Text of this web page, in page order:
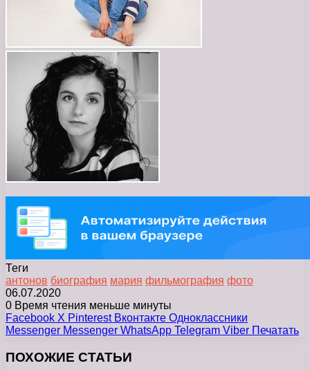
Теги
антонов биография мария фильмография фото
06.07.2020
0 Время чтения меньше минуты
Facebook X Pinterest Вконтакте Одноклассники
Messenger Messenger WhatsApp Telegram Viber Печатать
ПОХОЖИЕ СТАТЬИ